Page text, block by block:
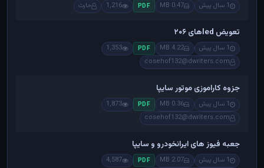
1 سال پیش 0.47 MB
PDF
1,216 حارث
تعویض ledهای ۲۰۶
1 سال پیش 4.22 MB
PDF
1,353
cosehof132@dwriters.com
جزوه کاراموزی موتور سایپا
1 سال پیش 0.36 MB
PDF
1,873
cosehof132@dwriters.com
جعبه فیوز های ایرانخودرو و سایپا
1 سال پیش 2.07 MB
PDF
4,587